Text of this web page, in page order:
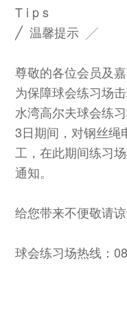
T i p s
╱ 温馨提示 ╱
尊敬的各位会员及嘉
为保障球会练习场
水湾高尔夫球会练
3日期间，对钢丝绳
工，在此期间练习
通知。
给您带来不便敬请
球会练习场热线：